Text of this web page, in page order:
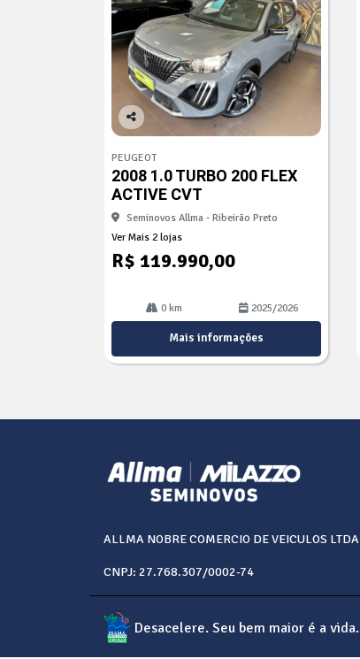
Co
arti
lhe
PEUGEOT
2008 1.0 TURBO 200 FLEX
ACTIVE CVT
Seminovos Allma - Ribeirão Preto
Ver Mais 2 lojas
R$ 119.990,00
0 km 2025/2026
Mais informações
ALLMA NOBRE COMERCIO DE VEICULOS LTDA
CNPJ: 27.768.307/0002-74
Desacelere. Seu bem maior é a vida.